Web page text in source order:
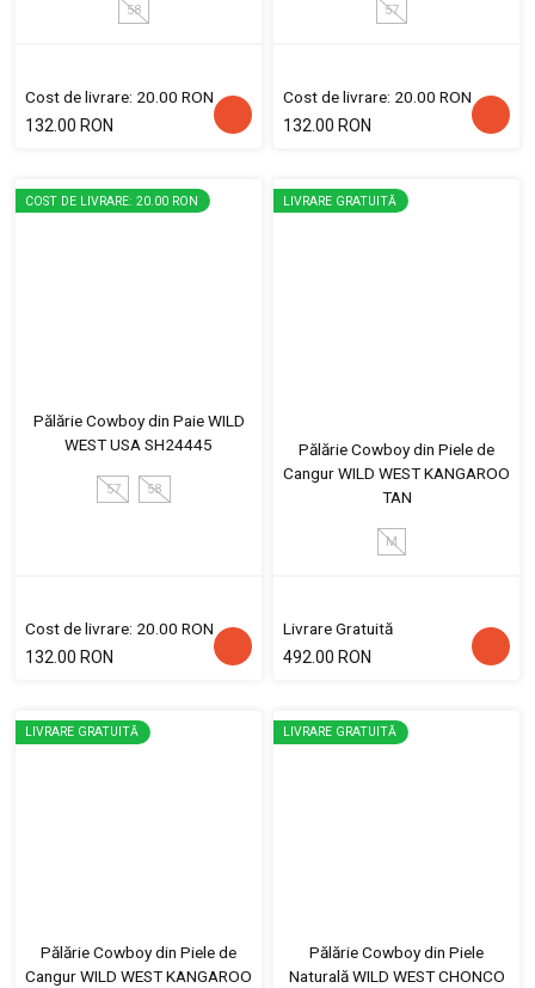
58
Cost de livrare: 20.00 RON
132.00 RON
57
Cost de livrare: 20.00 RON
132.00 RON
COST DE LIVRARE: 20.00 RON
Pălărie Cowboy din Paie WILD
WEST USA SH24445
57 58
Cost de livrare: 20.00 RON
132.00 RON
LIVRARE GRATUITĂ
Pălărie Cowboy din Piele de
Cangur WILD WEST KANGAROO
TAN
M
Livrare Gratuită
492.00 RON
LIVRARE GRATUITĂ
Pălărie Cowboy din Piele de
Cangur WILD WEST KANGAROO
LIVRARE GRATUITĂ
Pălărie Cowboy din Piele
Naturală WILD WEST CHONCO